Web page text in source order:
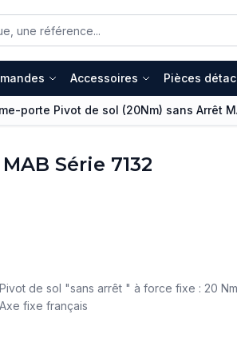
Accessoires Pièces
porte Pivot de sol (20Nm) sans Arrêt
Série 7132
Pivot de sol "sans arrêt " à force fixe : 20
Axe fixe français